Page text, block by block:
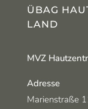
ÜBAG
LAND
MVZ
Adresse
Marienstraße